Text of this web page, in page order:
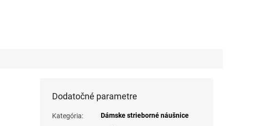
Dodatočné parametre
Kategória:
Dámske strieborné náušnice